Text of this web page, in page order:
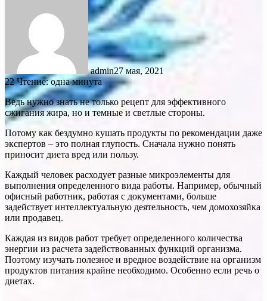
admin27 мая, 2021
22Чтение: одна минута
Ведь нужно знать не только рецепт для эффективного
сжигания жира, но и темные и светлые стороны.
Потому как бездумно кушать продукты по рекомендации даже
экспертов – это полная глупость. Сначала нужно понять
приносит диета вред или пользу.
Каждый человек расходует разные микроэлементы для
выполнения определенного вида работы. Например, обычный
офисный работник, работая с документами, больше
задействует интеллектуальную деятельность, чем домохозяйка
или продавец.
Каждая из видов работ требует определенного количества
энергии из расчета задействованных функций организма.
Поэтому изучать полезное и вредное воздействие на организм
продуктов питания крайне необходимо. Особенно если речь о
диетах.